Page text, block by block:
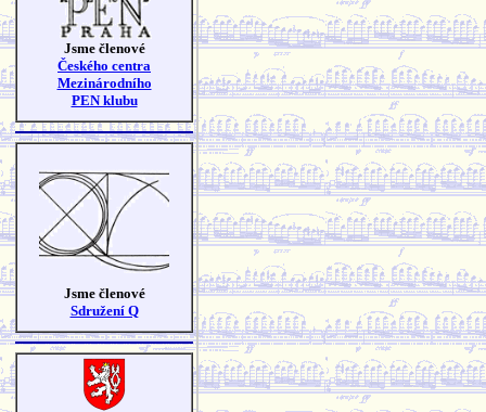
Jsme členové
Českého centra
Mezinárodního
PEN klubu
Jsme členové
Sdružení Q